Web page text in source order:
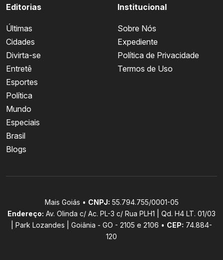
Editorias
Últimas
Cidades
Divirta-se
Entretê
Esportes
Política
Mundo
Especiais
Brasil
Blogs
Institucional
Sobre Nós
Expediente
Política de Privacidade
Termos de Uso
Mais Goiás • CNPJ: 55.794.755/0001-05
Endereço: Av. Olinda c/ Ac. PL-3 c/ Rua PLH1 | Qd. H4 LT. 01/03
| Park Lozandes | Goiânia - GO - 2105 e 2106 • CEP: 74.884-
120